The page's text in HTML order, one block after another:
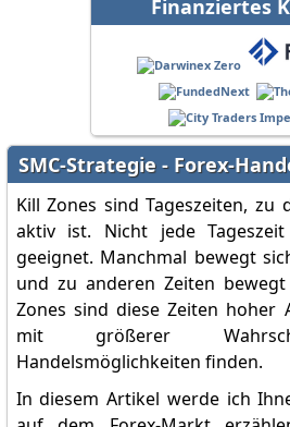
Finanziertes
SMC-Strategie - Forex-
Kill Zones sind Tageszeiten,
aktiv ist. Nicht jede
geeignet. Manchmal bewegt
und zu anderen Zeiten
Zones sind diese Zeiten hoher
mit größerer
Handelsmöglichkeiten finden.
In diesem Artikel werde ich